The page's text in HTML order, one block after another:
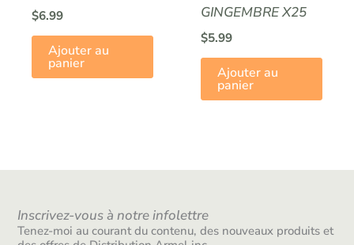
$6.99
Ajouter au
panier
GINGEMBRE X25
$5.99
Ajouter au
panier
Inscrivez-vous à notre infolettre
Tenez-moi au courant du contenu, des nouveaux produits et